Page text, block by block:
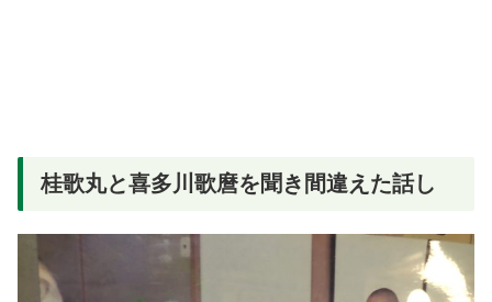
桂歌丸と喜多川歌麿を聞き間違えた話し